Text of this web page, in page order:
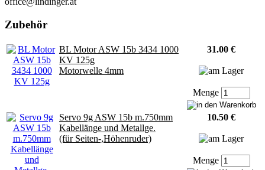
Zubehör
BL Motor ASW 15b 3434 1000
KV 125g
Motorwelle 4mm
31.00 €
Menge
Servo 9g ASW 15b m.750mm
Kabellänge und Metallge.
(für Seiten-,Höhenruder)
10.50 €
Menge